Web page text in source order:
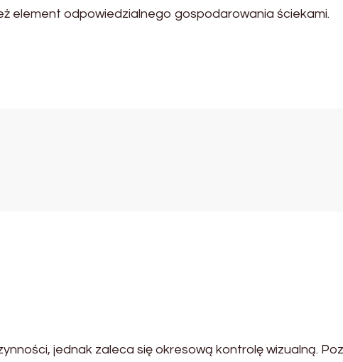
element odpowiedzialnego gospodarowania ściekami.
jednak zaleca się okresową kontrolę wizualną.